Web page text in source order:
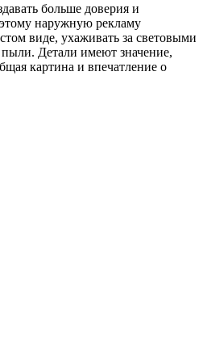
больше доверия и
наружную рекламу
виде, ухаживать за световыми
Детали имеют значение,
картина и впечатление о